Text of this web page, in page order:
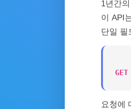
1년간
이 API
단일 필
요청에